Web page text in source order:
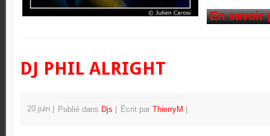
En savoir
DJ PHIL ALRIGHT
20 juin Publié dans Djs Écrit par ThierryM